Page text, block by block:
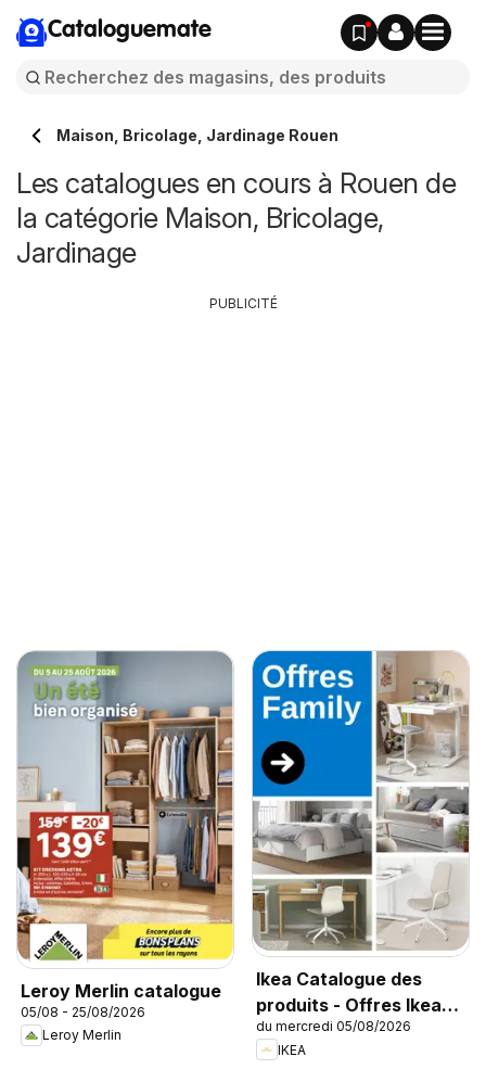
Cataloguemate
Maison, Bricolage, Jardinage Rouen
Les catalogues en cours à Rouen de
la catégorie Maison, Bricolage,
Jardinage
Leroy Merlin catalogue
05/08 - 25/08/2026
Leroy Merlin
Ikea Catalogue des
produits - Offres Ikea
Family
du mercredi 05/08/2026
IKEA
PUBLICITÉ